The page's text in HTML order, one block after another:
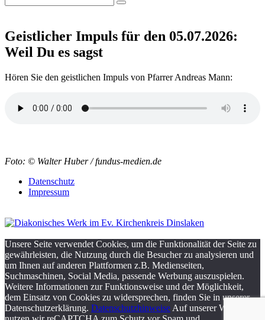
for:
Search
Geistlicher Impuls für den 05.07.2026:
Weil Du es sagst
Hören Sie den geistlichen Impuls von Pfarrer Andreas Mann:
Foto: © Walter Huber / fundus-medien.de
Datenschutz
Impressum
Unsere Seite verwendet Cookies, um die Funktionalität der Seite zu
gewährleisten, die Nutzung durch die Besucher zu analysieren und
um Ihnen auf anderen Plattformen z.B. Medienseiten,
Suchmaschinen, Social Media, passende Werbung auszuspielen.
Weitere Informationen zur Funktionsweise und der Möglichkeit,
dem Einsatz von Cookies zu widersprechen, finden Sie in unserer
Datenschutzerklärung. Datenschutzhinweise Auf unserer Webseite